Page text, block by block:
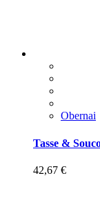
Obernai
Tasse &
42,67 €